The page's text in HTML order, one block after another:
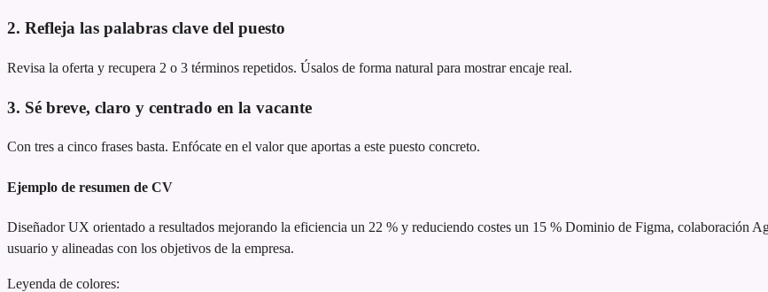
2. Refleja las palabras clave del puesto
Revisa la oferta y recupera 2 o 3 términos repetidos. Úsalos de forma natural para mostrar encaje real.
3. Sé breve, claro y centrado en la vacante
Con tres a cinco frases basta. Enfócate en el valor que aportas a este puesto concreto.
Ejemplo de resumen de CV
Diseñador UX orientado a resultados mejorando la eficiencia un 22 % y reduciendo costes un 15 % Dominio de Figma, colaboración
usuario y alineadas con los objetivos de la empresa.
Leyenda de colores: